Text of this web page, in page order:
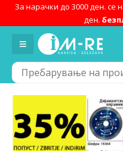
За нарачки до 3000 ден. се
ден.